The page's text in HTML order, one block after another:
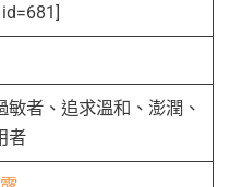
敏者、追求溫和、澎潤、
者